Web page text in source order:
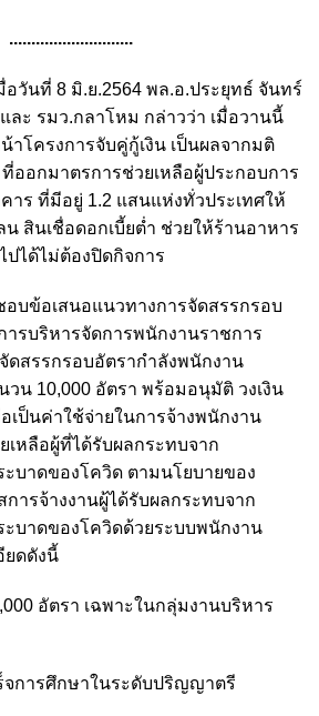
............................
อวันที่ 8 มิ.ย.2564 พล.อ.ประยุทธ์ จันทร์
ละ รมว.กลาโหม กล่าวว่า เมื่อวานนี้
าโครงการจับคู่กู้เงิน เป็นผลจากมติ
ออกมาตรการช่วยเหลือผู้ประกอบการ
าร ที่มีอยู่ 1.2 แสนแห่งทั่วประเทศให้
น สินเชื่อดอกเบี้ยต่ำ ช่วยให้ร้านอาหาร
ปได้ไม่ต้องปิดกิจการ
บข้อเสนอแนวทางการจัดสรรกรอบ
ารบริหารจัดการพนักงานราชการ
ดสรรกรอบอัตรากำลังพนักงาน
วน 10,000 อัตรา พร้อมอนุมัติ วงเงิน
เป็นค่าใช้จ่ายในการจ้างพนักงาน
เหลือผู้ที่ได้รับผลกระทบจาก
บาดของโควิด ตามนโยบายของ
การจ้างงานผู้ได้รับผลกระทบจาก
บาดของโควิดด้วยระบบพนักงาน
ยดดังนี้
อัตรา เฉพาะในกลุ่มงานบริหาร
จการศึกษาในระดับปริญญาตรี